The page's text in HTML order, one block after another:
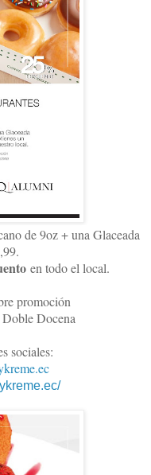
de 9oz + una Glaceada
en todo el local.
promoción
Docena
sociales: